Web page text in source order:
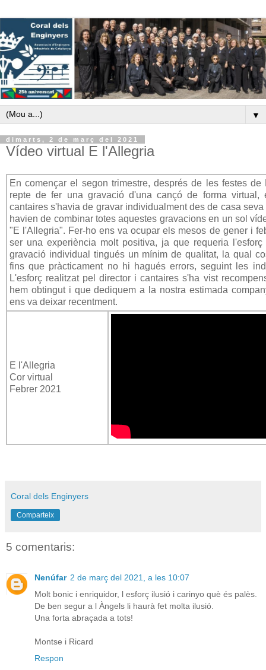
▼
dimarts, 2 de març del 2021
Vídeo virtual E l'Allegria
En començar el segon trimestre, després de les festes
repte de fer una gravació d'una cançó de forma
cantaires s'havia de gravar individualment des de casa
havien de combinar totes aquestes gravacions en un sol
"E l'Allegria". Fer-ho ens va ocupar els mesos de gener i
ser una experiència molt positiva, ja que requeria
gravació individual tingués un mínim de qualitat, la qual
fins que pràcticament no hi hagués errors, seguint les
L'esforç realitzat pel director i cantaires s'ha vist
hem obtingut i que dediquem a la nostra estimada
ens va deixar recentment.
E l'Allegria
Cor virtual
Febrer 2021
Coral dels Enginyers
Comparteix
5 comentaris:
Nenúfar 2 de març del 2021, a les 10:07
Molt bonic i enriquidor, l esforç ilusió i carinyo què és palès.
De ben segur a l Àngels li haurà fet molta ilusió.
Una forta abraçada a tots!
Montse i Ricard
Respon